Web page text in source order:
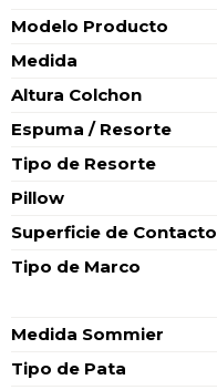
Modelo Producto
Medida
Altura Colchon
Espuma / Resorte
Tipo de Resorte
Pillow
Superficie de Contacto
Tipo de Marco
Medida Sommier
Tipo de Pata